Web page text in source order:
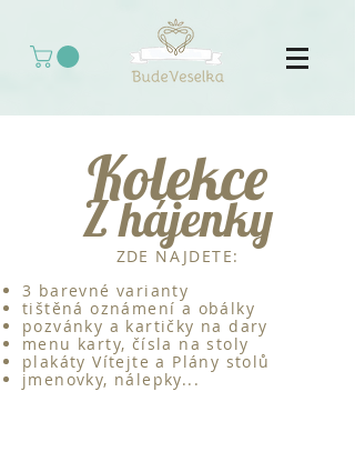
Kolekce
Z hájenky
ZDE NAJDETE:
3 barevné varianty
tištěná oznámení a obálky
pozvánky a kartičky na dary
menu karty, čísla na stoly
plakáty Vítejte a Plány stolů
jmenovky, nálepky...